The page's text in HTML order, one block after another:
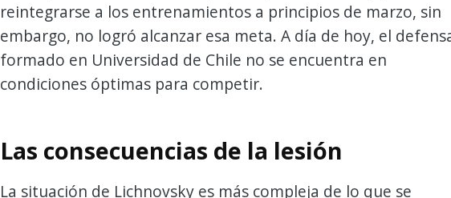
reintegrarse a los entrenamientos a principios de marzo, sin
embargo, no logró alcanzar esa meta. A día de hoy, el
formado en Universidad de Chile no se encuentra en
condiciones óptimas para competir.
Las consecuencias de la lesión
La situación de Lichnovsky es más compleja de lo que se